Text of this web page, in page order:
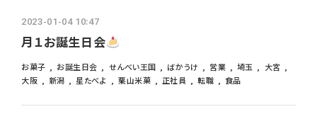
2023-01-04 10:47
月１お誕生日会
お菓子 お誕生日会 せんべい王国 ばかうけ 営業 埼玉
大宮
大阪
新潟 星たべよ 栗山米菓 正社員 転職 食品